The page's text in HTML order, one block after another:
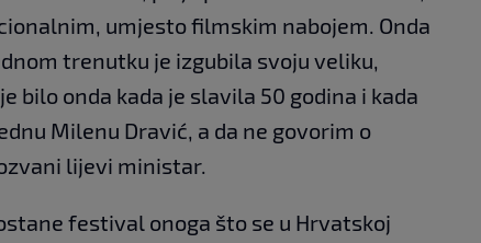
umjesto filmskim nabojem. Onda
trenutku je izgubila svoju veliku,
bilo onda kada je slavila 50 godina i kada
Milenu Dravić, a da ne govorim o
lijevi ministar.
festival onoga što se u Hrvatskoj